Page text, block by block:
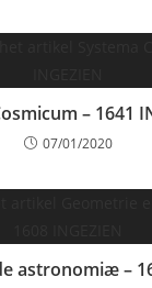
– 1641
07/01/2020
astronomiæ –